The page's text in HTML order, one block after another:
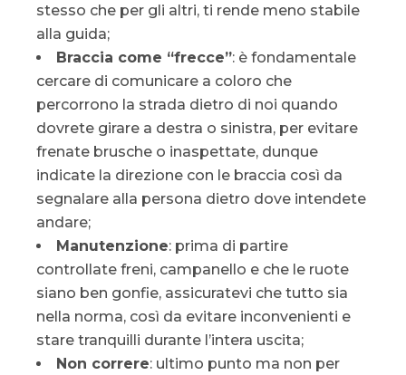
stesso che per gli altri, ti rende meno stabile
alla guida;
Braccia come “frecce”: è fondamentale
cercare di comunicare a coloro che
percorrono la strada dietro di noi quando
dovrete girare a destra o sinistra, per evitare
frenate brusche o inaspettate, dunque
indicate la direzione con le braccia così da
segnalare alla persona dietro dove intendete
andare;
Manutenzione: prima di partire
controllate freni, campanello e che le ruote
siano ben gonfie, assicuratevi che tutto sia
nella norma, così da evitare inconvenienti e
stare tranquilli durante l’intera uscita;
Non correre: ultimo punto ma non per